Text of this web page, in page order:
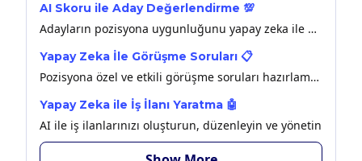
AI Skoru ile Aday Değerlendirme 💯
Adayların pozisyona uygunluğunu yapay zeka ile analiz edip puanlayarak en doğru adayları hızla tespit edin.
Yapay Zeka İle Görüşme Soruları 📋
Pozisyona özel ve etkili görüşme soruları hazırlamak için yapay zeka destekli çözümümüzden yararlanın.
Yapay Zeka ile İş İlanı Yaratma 🤖
AI ile iş ilanlarınızı oluşturun, düzenleyin ve yönetin